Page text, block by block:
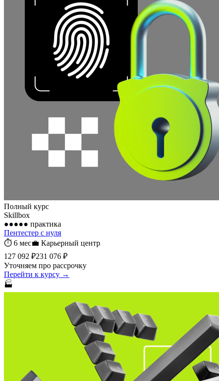
Полный курс
Skillbox
●●●●● практика
Пентестер с нуля
⏱ 6 мес💼 Карьерный центр
127 092 ₽231 076 ₽
Уточняем про рассрочку
Перейти к курсу →
🏭